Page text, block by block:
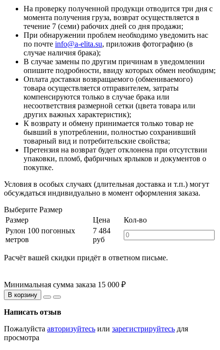
На проверку полученной продукци отводится три дня с
момента получения груза, возврат осуществляется в
течение 7 (семи) рабочих дней со дня продажи;
При обнаружении проблем необходимо уведомить нас
по почте info@a-elita.su, приложив фотографию (в
случае наличия брака);
В случае замены по другим причинам в уведомлении
опишите подробности, ввиду которых обмен необходим;
Оплата доставки возвращаемого (обмениваемого)
товара осуществляется отправителем, затраты
компенсируются только в случае брака или
несоответствия размерной сетки (цвета товара или
других важных характеристик);
К возврату и обмену принимается только товар не
бывший в употреблении, полностью сохранивший
товарный вид и потребительские свойства;
Претензия на возврат будет отклонена при отсутствии
упаковки, пломб, фабричных ярлыков и документов о
покупке.
Условия в особых случаях (длительная доставка и т.п.) могут
обсуждаться индивидуально в момент оформления заказа.
Выберите Размер
Размер
Цена
Кол-во
Рулон 100 погонных
метров
7 484
руб
Расчёт вашей скидки придёт в ответном письме.
Минимальная сумма заказа 15 000 ₽
В корзину
Написать отзыв
Пожалуйста авторизуйтесь или зарегистрируйтесь для
просмотра